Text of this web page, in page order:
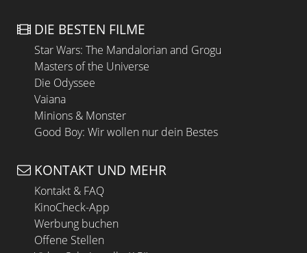
DIE BESTEN FILME
Star Wars: The Mandalorian and Grogu
Masters of the Universe
Die Odyssee
Vaiana
Minions & Monster
Good Boy: Wir wollen nur dein Bestes
KONTAKT UND MEHR
Kontakt & FAQ
KinoCheck-App
Werbung buchen
Offene Stellen